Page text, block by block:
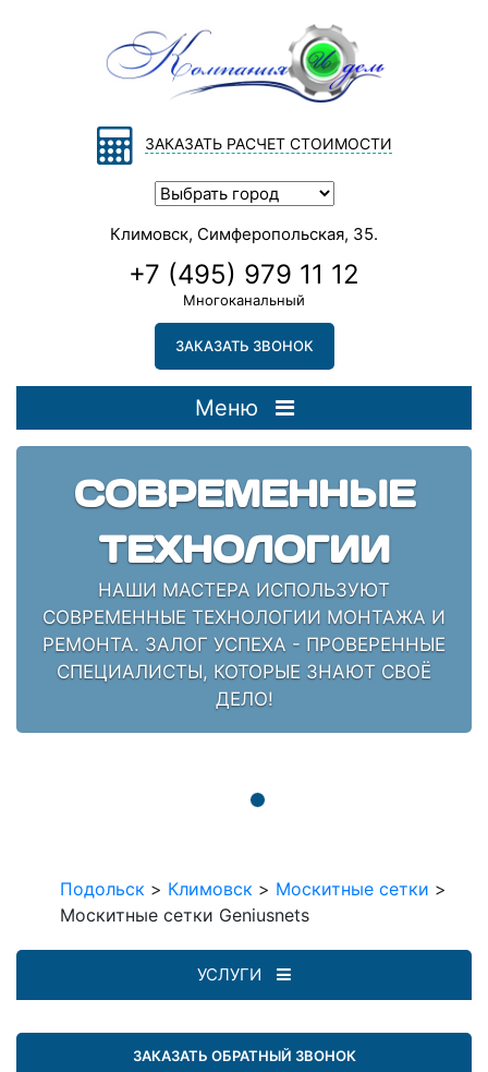
ЗАКАЗАТЬ РАСЧЕТ СТОИМОСТИ
Климовск, Симферопольская, 35.
+7 (495) 979 11 12
Многоканальный
ЗАКАЗАТЬ ЗВОНОК
Меню
СОВРЕМЕННЫЕ
ТЕХНОЛОГИИ
НАШИ МАСТЕРА ИСПОЛЬЗУЮТ
СОВРЕМЕННЫЕ ТЕХНОЛОГИИ МОНТАЖА И
РЕМОНТА. ЗАЛОГ УСПЕХА - ПРОВЕРЕННЫЕ
СПЕЦИАЛИСТЫ, КОТОРЫЕ ЗНАЮТ СВОЁ
ДЕЛО!
Подольск > Климовск > Москитные сетки >
Москитные сетки Geniusnets
УСЛУГИ
ЗАКАЗАТЬ ОБРАТНЫЙ ЗВОНОК